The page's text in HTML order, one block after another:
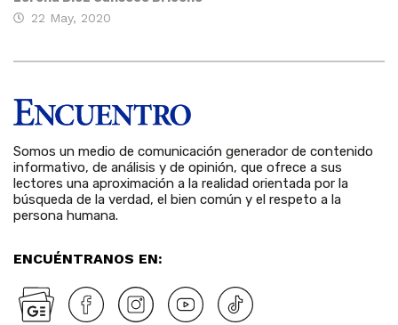
22 May, 2020
Somos un medio de comunicación generador de contenido
informativo, de análisis y de opinión, que ofrece a sus
lectores una aproximación a la realidad orientada por la
búsqueda de la verdad, el bien común y el respeto a la
persona humana.
ENCUÉNTRANOS EN: